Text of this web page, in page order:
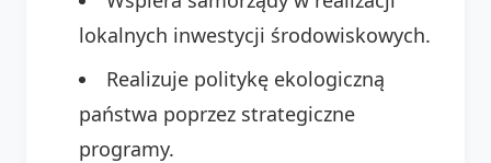
lokalnych inwestycji środowiskowych.
Realizuje politykę ekologiczną
państwa poprzez strategiczne
programy.